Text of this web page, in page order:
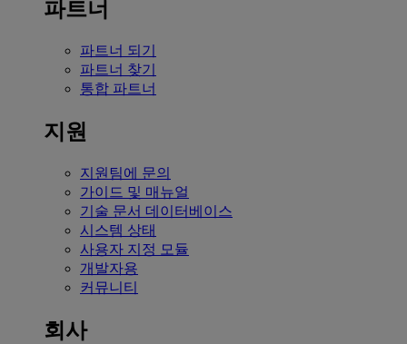
파트너
파트너 되기
파트너 찾기
통합 파트너
지원
지원팀에 문의
가이드 및 매뉴얼
기술 문서 데이터베이스
시스템 상태
사용자 지정 모듈
개발자용
커뮤니티
회사